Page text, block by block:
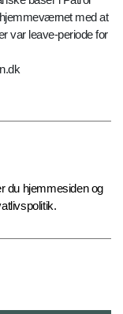
med at
var leave-periode for
du hjemmesiden og